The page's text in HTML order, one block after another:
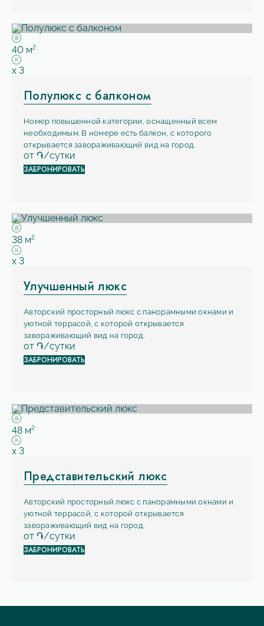
Площадь:
40 м2
Вместимость:
x 3
Полулюкс с балконом
Номер повышенной категории, оснащенный всем
необходимым. В номере есть балкон, с которого
открывается завораживающий вид на город.
от ֏/сутки
ЗАБРОНИРОВАТЬ
Площадь:
38 м2
Вместимость:
x 3
Улучшенный люкс
Авторский просторный люкс с панорамными окнами и
уютной террасой, с которой открывается
завораживающий вид на город.
от ֏/сутки
ЗАБРОНИРОВАТЬ
Площадь:
48 м2
Вместимость:
x 3
Представительский люкс
Авторский просторный люкс с панорамными окнами и
уютной террасой, с которой открывается
завораживающий вид на город.
от ֏/сутки
ЗАБРОНИРОВАТЬ